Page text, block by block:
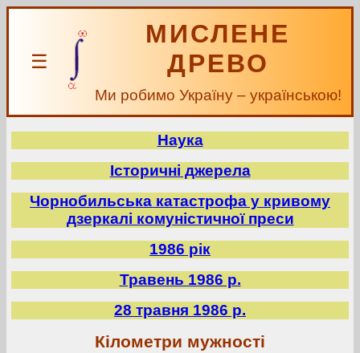
☰
МИСЛЕНЕ
ДРЕВО
Ми робимо Україну – українською!
Наука
Історичні джерела
Чорнобильська катастрофа у кривому
дзеркалі комуністичної преси
1986 рік
Травень 1986 р.
28 травня 1986 р.
Кілометри мужності